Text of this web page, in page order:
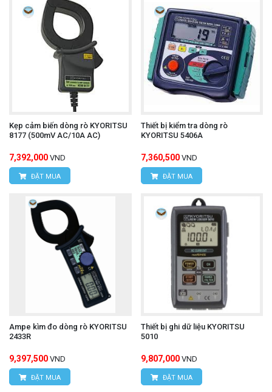
Kẹp cảm biến dòng rò KYORITSU
8177 (500mV AC/10A AC)
7,392,000 VND
ĐẶT MUA
Thiết bị kiểm tra dòng rò
KYORITSU 5406A
7,360,500 VND
ĐẶT MUA
Ampe kìm đo dòng rò KYORITSU
2433R
9,397,500 VND
ĐẶT MUA
Thiết bị ghi dữ liệu KYORITSU
5010
9,807,000 VND
ĐẶT MUA